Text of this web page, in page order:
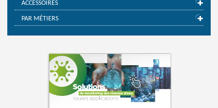
ACCESSOIRES
PAR MÉTIERS